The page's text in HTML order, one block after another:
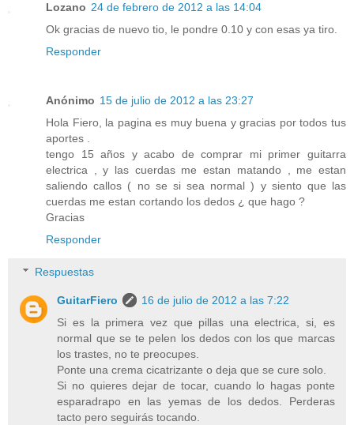
Lozano 24 de febrero de 2012 a las 14:04
Ok gracias de nuevo tio, le pondre 0.10 y con esas ya tiro.
Responder
Anónimo 15 de julio de 2012 a las 23:27
Hola Fiero, la pagina es muy buena y gracias por todos tus
aportes .
tengo 15 años y acabo de comprar mi primer guitarra
electrica , y las cuerdas me estan matando , me estan
saliendo callos ( no se si sea normal ) y siento que las
cuerdas me estan cortando los dedos ¿ que hago ?
Gracias
Responder
Respuestas
GuitarFiero
16 de julio de 2012 a las 7:22
Si es la primera vez que pillas una electrica, si, es
normal que se te pelen los dedos con los que marcas
los trastes, no te preocupes.
Ponte una crema cicatrizante o deja que se cure solo.
Si no quieres dejar de tocar, cuando lo hagas ponte
esparadrapo en las yemas de los dedos. Perderas
tacto pero seguirás tocando.